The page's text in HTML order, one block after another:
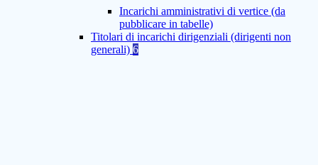
Incarichi amministrativi di vertice (da
pubblicare in tabelle)
Titolari di incarichi dirigenziali (dirigenti non
generali) 6